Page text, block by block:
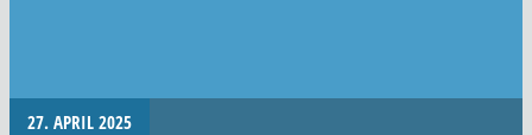
27. APRIL 2025